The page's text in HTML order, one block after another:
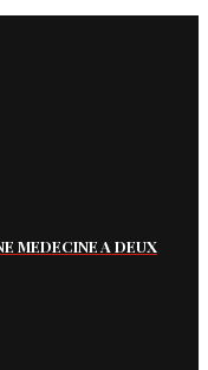
MEDECINE A DEUX